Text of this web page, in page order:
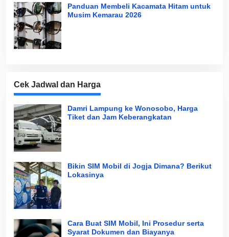
Panduan Membeli Kacamata Hitam untuk
Musim Kemarau 2026
Cek Jadwal dan Harga
Damri Lampung ke Wonosobo, Harga
Tiket dan Jam Keberangkatan
Bikin SIM Mobil di Jogja Dimana? Berikut
Lokasinya
Cara Buat SIM Mobil, Ini Prosedur serta
Syarat Dokumen dan Biayanya